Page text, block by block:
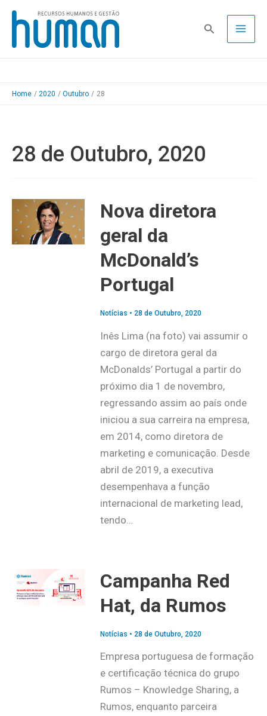
Skip
content
Pesquisa
Home 2020 Outubro 28
28 de Outubro, 2020
Nova diretora
geral da
McDonald’s
Portugal
Notícias • 28 de Outubro, 2020
Inês Lima (na foto) vai assumir o
cargo de diretora geral da
McDonalds’ Portugal a partir do
próximo dia 1 de novembro,
regressando assim ao país onde
iniciou a sua carreira na empresa,
em 2014, como diretora de
marketing e comunicação. Desde
abril de 2019, a executiva
desempenhava a função
internacional de marketing lead,
tendo…
Campanha Red
Hat, da Rumos
Notícias • 28 de Outubro, 2020
Empresa portuguesa de formação
e certificação técnica do grupo
Rumos – Knowledge Sharing, a
Rumos, enquanto parceira